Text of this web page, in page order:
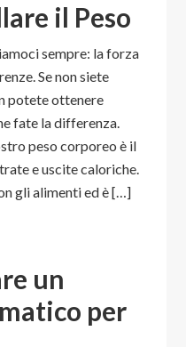
il Peso
sempre: la forza
Se non siete
potete ottenere
fate la differenza.
peso corporeo è il
e uscite caloriche.
gli alimenti ed è […]
un
per